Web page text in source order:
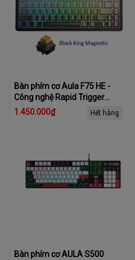
Bàn phím cơ Aula F75 HE -
Công nghệ Rapid Trigger
0.01mm - Hỗ trợ 8k - Có
1.450.000₫ Hết hàng
Bàn phím cơ AULA S500